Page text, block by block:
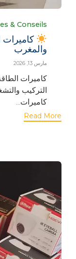
Category
& Conseils
والمغرب
مارس 13, 2026
التركيب
كاميرات...
Read More